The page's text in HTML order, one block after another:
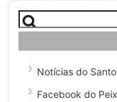
Pesquisar
por:
Notícias do
Facebook do